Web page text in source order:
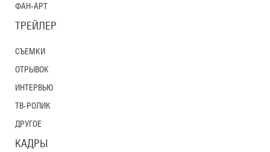
ФАН-АРТ
ТРЕЙЛЕР
СЪЕМКИ
ОТРЫВОК
ИНТЕРВЬЮ
ТВ-РОЛИК
ДРУГОЕ
КАДРЫ